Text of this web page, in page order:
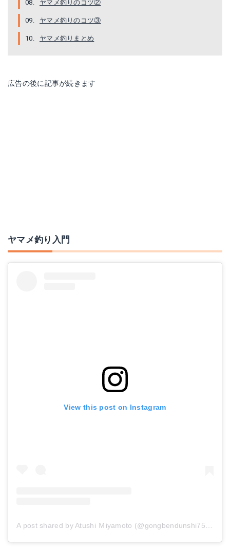
ヤマメ釣りのコツ②
ヤマメ釣りのコツ③
ヤマメ釣りまとめ
広告の後に記事が続きます
ヤマメ釣り入門
View this post on Instagram
A post shared by Atushi Ｍiyamoto (@gongbendunshi7524)